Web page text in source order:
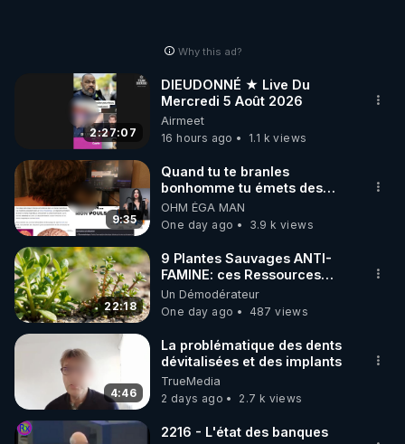
Why this ad?
2:27:07
DIEUDONNÉ ★ Live Du
Mercredi 5 Août 2026
Airmeet
16 hours ago
1.1 k views
9:35
Quand tu te branles
bonhomme tu émets des
ondes ils ont juste omis de
t'expliquer
OHM ÉGA MAN
One day ago
3.9 k views
22:18
9 Plantes Sauvages ANTI-
FAMINE: ces Ressources
JARDIN&des Haies
Un Démodérateur
One day ago
487 views
4:46
La problématique des dents
dévitalisées et des implants
TrueMedia
2 days ago
2.7 k views
2216 - L'état des banques